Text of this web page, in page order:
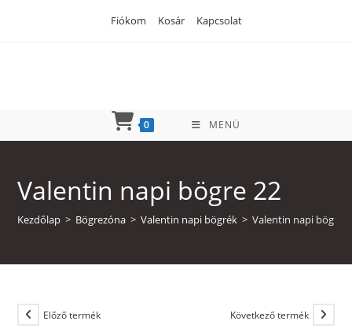
Fiókom Kosár Kapcsolat
0 MENÜ
Valentin napi bögre 22
Kezdőlap > Bögrezóna > Valentin napi bögrék > Valentin napi bögre
Előző termék Következő termék